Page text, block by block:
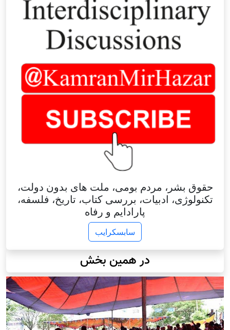
حقوق بشر، مردم بومی، ملت های بدون دولت،
تکنولوژی، ادبیات، بررسی کتاب، تاریخ، فلسفه،
پارادایم و رفاه
سابسکرایب
در همین بخش